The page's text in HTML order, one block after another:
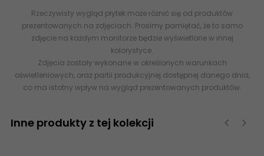
Rzeczywisty wygląd płytek może różnić się od produktów
prezentowanych na zdjęciach. Prosimy pamiętać, że to samo
zdjęcie na każdym monitorze będzie wyświetlone w innej
kolorystyce.
Zdjęcia zostały wykonane w określonych warunkach
oświetleniowych, oraz partii produkcyjnej dostępnej danego dnia,
co ma istotny wpływ na wygląd prezentowanych produktów.
Inne produkty z tej kolekcji